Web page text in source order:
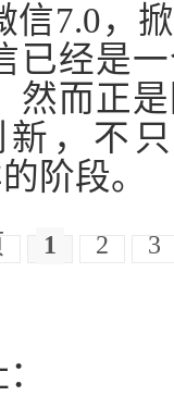
信7.0，
已经是
然而正
，不
阶段。
1 2
3